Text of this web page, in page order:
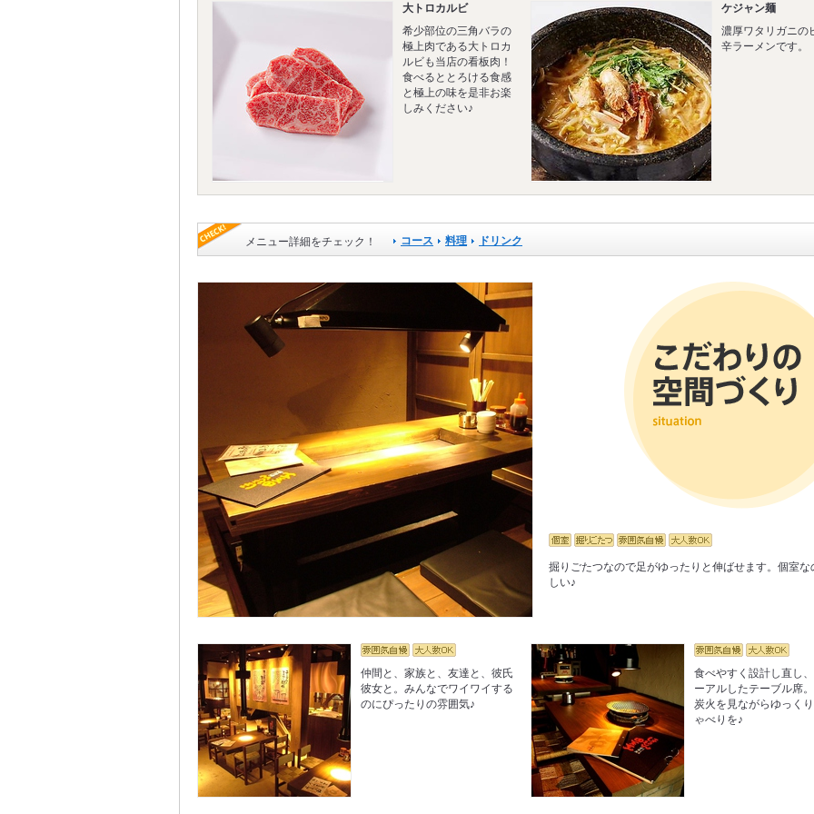
大トロカルビ
希少部位の三角バラの
極上肉である大トロカ
ルビも当店の看板肉！
食べるととろける食感
と極上の味を是非お楽
しみください♪
ケジャン麺
濃厚ワタリガニの
辛ラーメンです。
メニュー詳細をチェック！ コース 料理 ドリンク
掘りごたつなので足がゆったりと伸ばせます。個室な
しい♪
仲間と、家族と、友達と、彼氏
彼女と。みんなでワイワイする
のにぴったりの雰囲気♪
食べやすく設計し直し
ーアルしたテーブル席
炭火を見ながらゆっく
ゃべりを♪